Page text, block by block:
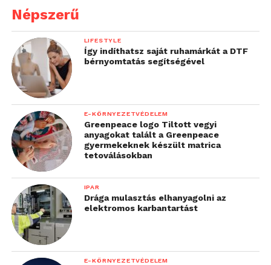
Népszerű
LIFESTYLE
Így indíthatsz saját ruhamárkát a DTF
bérnyomtatás segítségével
E-KÖRNYEZETVÉDELEM
Greenpeace logo Tiltott vegyi
anyagokat talált a Greenpeace
gyermekeknek készült matrica
tetoválásokban
IPAR
Drága mulasztás elhanyagolni az
elektromos karbantartást
E-KÖRNYEZETVÉDELEM